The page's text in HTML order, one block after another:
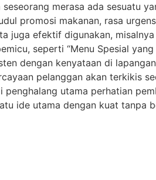
merasa ada sesuatu
promosi makanan, rasa
juga efektif digunakan,
seperti “Menu Spesial
dengan kenyataan di
pelanggan akan terkikis
utama perhatian
ide utama dengan kuat tanpa